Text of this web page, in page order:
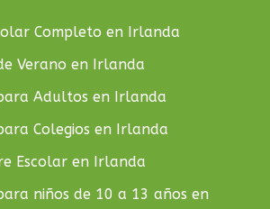
Completo en Irlanda
Verano en Irlanda
Adultos en Irlanda
Colegios en Irlanda
Escolar en Irlanda
niños de 10 a 13 años en